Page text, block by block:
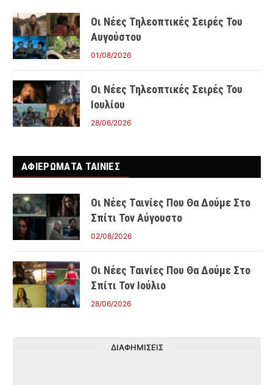
Οι Νέες Τηλεοπτικές Σειρές Του
Αυγούστου
01/08/2026
Οι Νέες Τηλεοπτικές Σειρές Του
Ιουλίου
28/06/2026
ΑΦΙΕΡΩΜΑΤΑ ΤΑΙΝΊΕΣ
Οι Νέες Ταινίες Που Θα Δούμε Στο
Σπίτι Τον Αύγουστο
02/08/2026
Οι Νέες Ταινίες Που Θα Δούμε Στο
Σπίτι Τον Ιούλιο
28/06/2026
ΔΙΑΦΗΜΙΣΕΙΣ